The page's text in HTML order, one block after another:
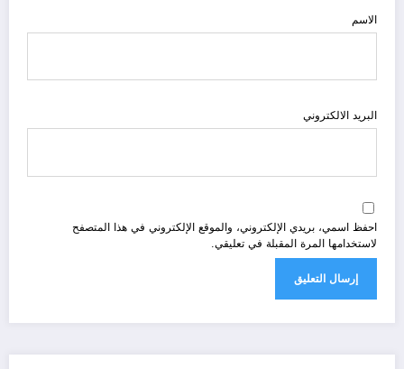
الاسم
البريد الالكتروني
احفظ اسمي، بريدي الإلكتروني، والموقع الإلكتروني في هذا المتصفح
لاستخدامها المرة المقبلة في تعليقي.